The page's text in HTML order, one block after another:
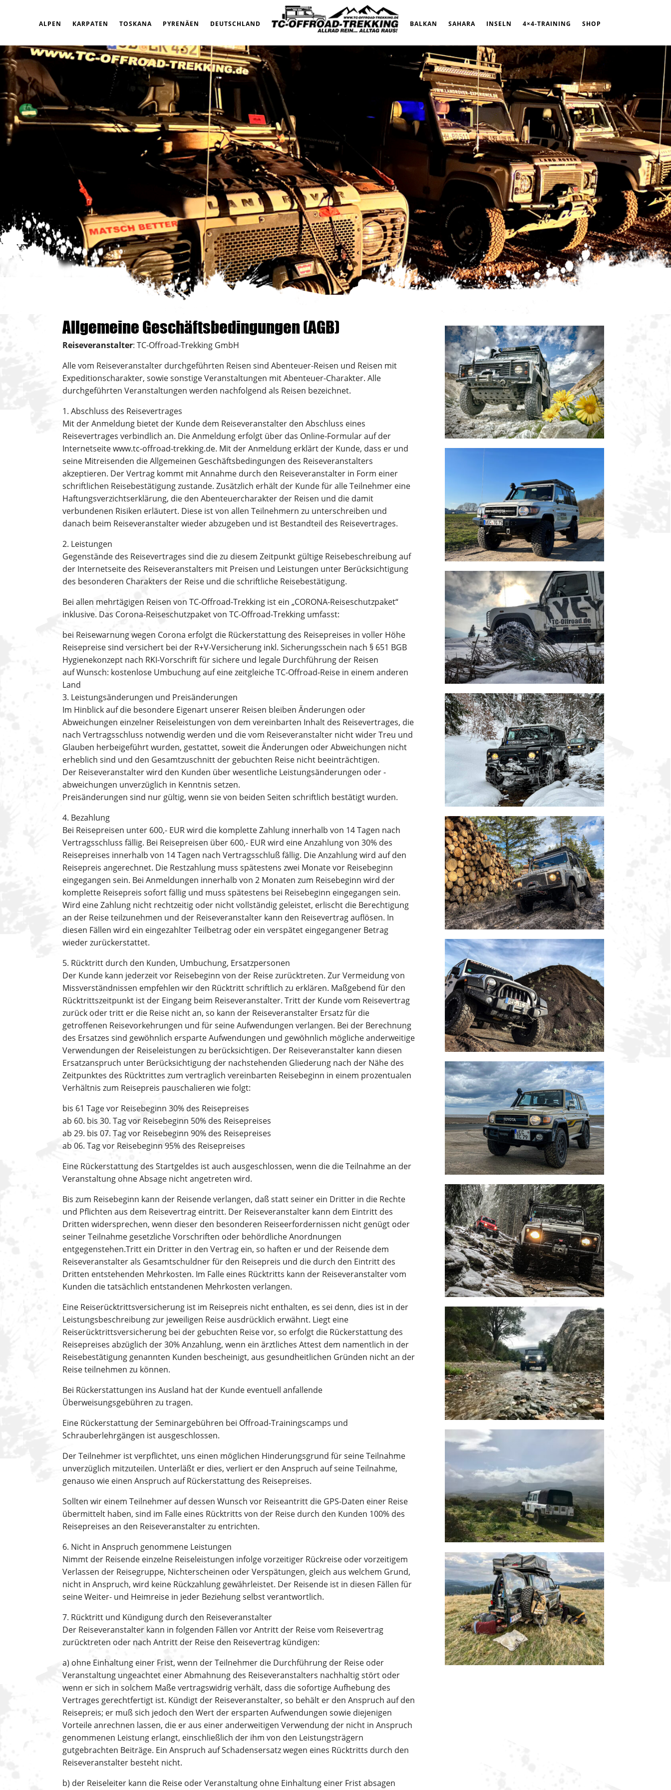
ALPEN KARPATEN TOSKANA PYRENÄEN DEUTSCHLAND BALKAN SAHARA INSELN 4×4-TRAINING SHOP
Allgemeine Geschäftsbedingungen (AGB)
Reiseveranstalter: TC-Offroad-Trekking GmbH
Alle vom Reiseveranstalter durchgeführten Reisen sind Abenteuer-Reisen und Reisen mit
Expeditionscharakter, sowie sonstige Veranstaltungen mit Abenteuer-Charakter. Alle
durchgeführten Veranstaltungen werden nachfolgend als Reisen bezeichnet.
1. Abschluss des Reisevertrages
Mit der Anmeldung bietet der Kunde dem Reiseveranstalter den Abschluss eines
Reisevertrages verbindlich an. Die Anmeldung erfolgt über das Online-Formular auf der
Internetseite www.tc-offroad-trekking.de. Mit der Anmeldung erklärt der Kunde, dass er und
seine Mitreisenden die Allgemeinen Geschäftsbedingungen des Reiseveranstalters
akzeptieren. Der Vertrag kommt mit Annahme durch den Reiseveranstalter in Form einer
schriftlichen Reisebestätigung zustande. Zusätzlich erhält der Kunde für alle Teilnehmer eine
Haftungsverzichtserklärung, die den Abenteuercharakter der Reisen und die damit
verbundenen Risiken erläutert. Diese ist von allen Teilnehmern zu unterschreiben und
danach beim Reiseveranstalter wieder abzugeben und ist Bestandteil des Reisevertrages.
2. Leistungen
Gegenstände des Reisevertrages sind die zu diesem Zeitpunkt gültige Reisebeschreibung auf
der Internetseite des Reiseveranstalters mit Preisen und Leistungen unter Berücksichtigung
des besonderen Charakters der Reise und die schriftliche Reisebestätigung.
Bei allen mehrtägigen Reisen von TC-Offroad-Trekking ist ein „CORONA-Reiseschutzpaket“
inklusive. Das Corona-Reiseschutzpaket von TC-Offroad-Trekking umfasst:
bei Reisewarnung wegen Corona erfolgt die Rückerstattung des Reisepreises in voller Höhe
Reisepreise sind versichert bei der R+V-Versicherung inkl. Sicherungsschein nach § 651 BGB
Hygienekonzept nach RKI-Vorschrift für sichere und legale Durchführung der Reisen
auf Wunsch: kostenlose Umbuchung auf eine zeitgleiche TC-Offroad-Reise in einem anderen
Land
3. Leistungsänderungen und Preisänderungen
Im Hinblick auf die besondere Eigenart unserer Reisen bleiben Änderungen oder
Abweichungen einzelner Reiseleistungen von dem vereinbarten Inhalt des Reisevertrages, die
nach Vertragsschluss notwendig werden und die vom Reiseveranstalter nicht wider Treu und
Glauben herbeigeführt wurden, gestattet, soweit die Änderungen oder Abweichungen nicht
erheblich sind und den Gesamtzuschnitt der gebuchten Reise nicht beeinträchtigen.
Der Reiseveranstalter wird den Kunden über wesentliche Leistungsänderungen oder -
abweichungen unverzüglich in Kenntnis setzen.
Preisänderungen sind nur gültig, wenn sie von beiden Seiten schriftlich bestätigt wurden.
4. Bezahlung
Bei Reisepreisen unter 600,- EUR wird die komplette Zahlung innerhalb von 14 Tagen nach
Vertragsschluss fällig. Bei Reisepreisen über 600,- EUR wird eine Anzahlung von 30% des
Reisepreises innerhalb von 14 Tagen nach Vertragsschluß fällig. Die Anzahlung wird auf den
Reisepreis angerechnet. Die Restzahlung muss spätestens zwei Monate vor Reisebeginn
eingegangen sein. Bei Anmeldungen innerhalb von 2 Monaten zum Reisebeginn wird der
komplette Reisepreis sofort fällig und muss spätestens bei Reisebeginn eingegangen sein.
Wird eine Zahlung nicht rechtzeitig oder nicht vollständig geleistet, erlischt die Berechtigung
an der Reise teilzunehmen und der Reiseveranstalter kann den Reisevertrag auflösen. In
diesen Fällen wird ein eingezahlter Teilbetrag oder ein verspätet eingegangener Betrag
wieder zurückerstattet.
5. Rücktritt durch den Kunden, Umbuchung, Ersatzpersonen
Der Kunde kann jederzeit vor Reisebeginn von der Reise zurücktreten. Zur Vermeidung von
Missverständnissen empfehlen wir den Rücktritt schriftlich zu erklären. Maßgebend für den
Rücktrittszeitpunkt ist der Eingang beim Reiseveranstalter. Tritt der Kunde vom Reisevertrag
zurück oder tritt er die Reise nicht an, so kann der Reiseveranstalter Ersatz für die
getroffenen Reisevorkehrungen und für seine Aufwendungen verlangen. Bei der Berechnung
des Ersatzes sind gewöhnlich ersparte Aufwendungen und gewöhnlich mögliche anderweitige
Verwendungen der Reiseleistungen zu berücksichtigen. Der Reiseveranstalter kann diesen
Ersatzanspruch unter Berücksichtigung der nachstehenden Gliederung nach der Nähe des
Zeitpunktes des Rücktrittes zum vertraglich vereinbarten Reisebeginn in einem prozentualen
Verhältnis zum Reisepreis pauschalieren wie folgt:
bis 61 Tage vor Reisebeginn 30% des Reisepreises
ab 60. bis 30. Tag vor Reisebeginn 50% des Reisepreises
ab 29. bis 07. Tag vor Reisebeginn 90% des Reisepreises
ab 06. Tag vor Reisebeginn 95% des Reisepreises
Eine Rückerstattung des Startgeldes ist auch ausgeschlossen, wenn die die Teilnahme an der
Veranstaltung ohne Absage nicht angetreten wird.
Bis zum Reisebeginn kann der Reisende verlangen, daß statt seiner ein Dritter in die Rechte
und Pflichten aus dem Reisevertrag eintritt. Der Reiseveranstalter kann dem Eintritt des
Dritten widersprechen, wenn dieser den besonderen Reiseerfordernissen nicht genügt oder
seiner Teilnahme gesetzliche Vorschriften oder behördliche Anordnungen
entgegenstehen.Tritt ein Dritter in den Vertrag ein, so haften er und der Reisende dem
Reiseveranstalter als Gesamtschuldner für den Reisepreis und die durch den Eintritt des
Dritten entstehenden Mehrkosten. Im Falle eines Rücktritts kann der Reiseveranstalter vom
Kunden die tatsächlich entstandenen Mehrkosten verlangen.
Eine Reiserücktrittsversicherung ist im Reisepreis nicht enthalten, es sei denn, dies ist in der
Leistungsbeschreibung zur jeweiligen Reise ausdrücklich erwähnt. Liegt eine
Reiserücktrittsversicherung bei der gebuchten Reise vor, so erfolgt die Rückerstattung des
Reisepreises abzüglich der 30% Anzahlung, wenn ein ärztliches Attest dem namentlich in der
Reisebestätigung genannten Kunden bescheinigt, aus gesundheitlichen Gründen nicht an der
Reise teilnehmen zu können.
Bei Rückerstattungen ins Ausland hat der Kunde eventuell anfallende
Überweisungsgebühren zu tragen.
Eine Rückerstattung der Seminargebühren bei Offroad-Trainingscamps und
Schrauberlehrgängen ist ausgeschlossen.
Der Teilnehmer ist verpflichtet, uns einen möglichen Hinderungsgrund für seine Teilnahme
unverzüglich mitzuteilen. Unterläßt er dies, verliert er den Anspruch auf seine Teilnahme,
genauso wie einen Anspruch auf Rückerstattung des Reisepreises.
Sollten wir einem Teilnehmer auf dessen Wunsch vor Reiseantritt die GPS-Daten einer Reise
übermittelt haben, sind im Falle eines Rücktritts von der Reise durch den Kunden 100% des
Reisepreises an den Reiseveranstalter zu entrichten.
6. Nicht in Anspruch genommene Leistungen
Nimmt der Reisende einzelne Reiseleistungen infolge vorzeitiger Rückreise oder vorzeitigem
Verlassen der Reisegruppe, Nichterscheinen oder Verspätungen, gleich aus welchem Grund,
nicht in Anspruch, wird keine Rückzahlung gewährleistet. Der Reisende ist in diesen Fällen für
seine Weiter- und Heimreise in jeder Beziehung selbst verantwortlich.
7. Rücktritt und Kündigung durch den Reiseveranstalter
Der Reiseveranstalter kann in folgenden Fällen vor Antritt der Reise vom Reisevertrag
zurücktreten oder nach Antritt der Reise den Reisevertrag kündigen:
a) ohne Einhaltung einer Frist, wenn der Teilnehmer die Durchführung der Reise oder
Veranstaltung ungeachtet einer Abmahnung des Reiseveranstalters nachhaltig stört oder
wenn er sich in solchem Maße vertragswidrig verhält, dass die sofortige Aufhebung des
Vertrages gerechtfertigt ist. Kündigt der Reiseveranstalter, so behält er den Anspruch auf den
Reisepreis; er muß sich jedoch den Wert der ersparten Aufwendungen sowie diejenigen
Vorteile anrechnen lassen, die er aus einer anderweitigen Verwendung der nicht in Anspruch
genommenen Leistung erlangt, einschließlich der ihm von den Leistungsträgern
gutgebrachten Beiträge. Ein Anspruch auf Schadensersatz wegen eines Rücktritts durch den
Reiseveranstalter besteht nicht.
b) der Reiseleiter kann die Reise oder Veranstaltung ohne Einhaltung einer Frist absagen